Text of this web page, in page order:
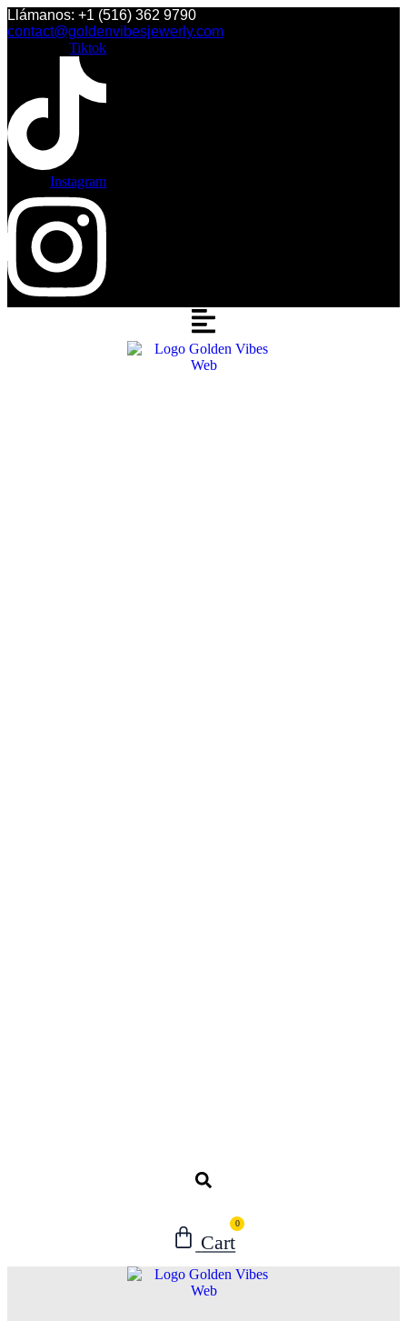
Saltar
al
Llámanos: +1 (516) 362 9790
contact@goldenvibesjewerly.com
Tiktok
Instagram
0
Cart